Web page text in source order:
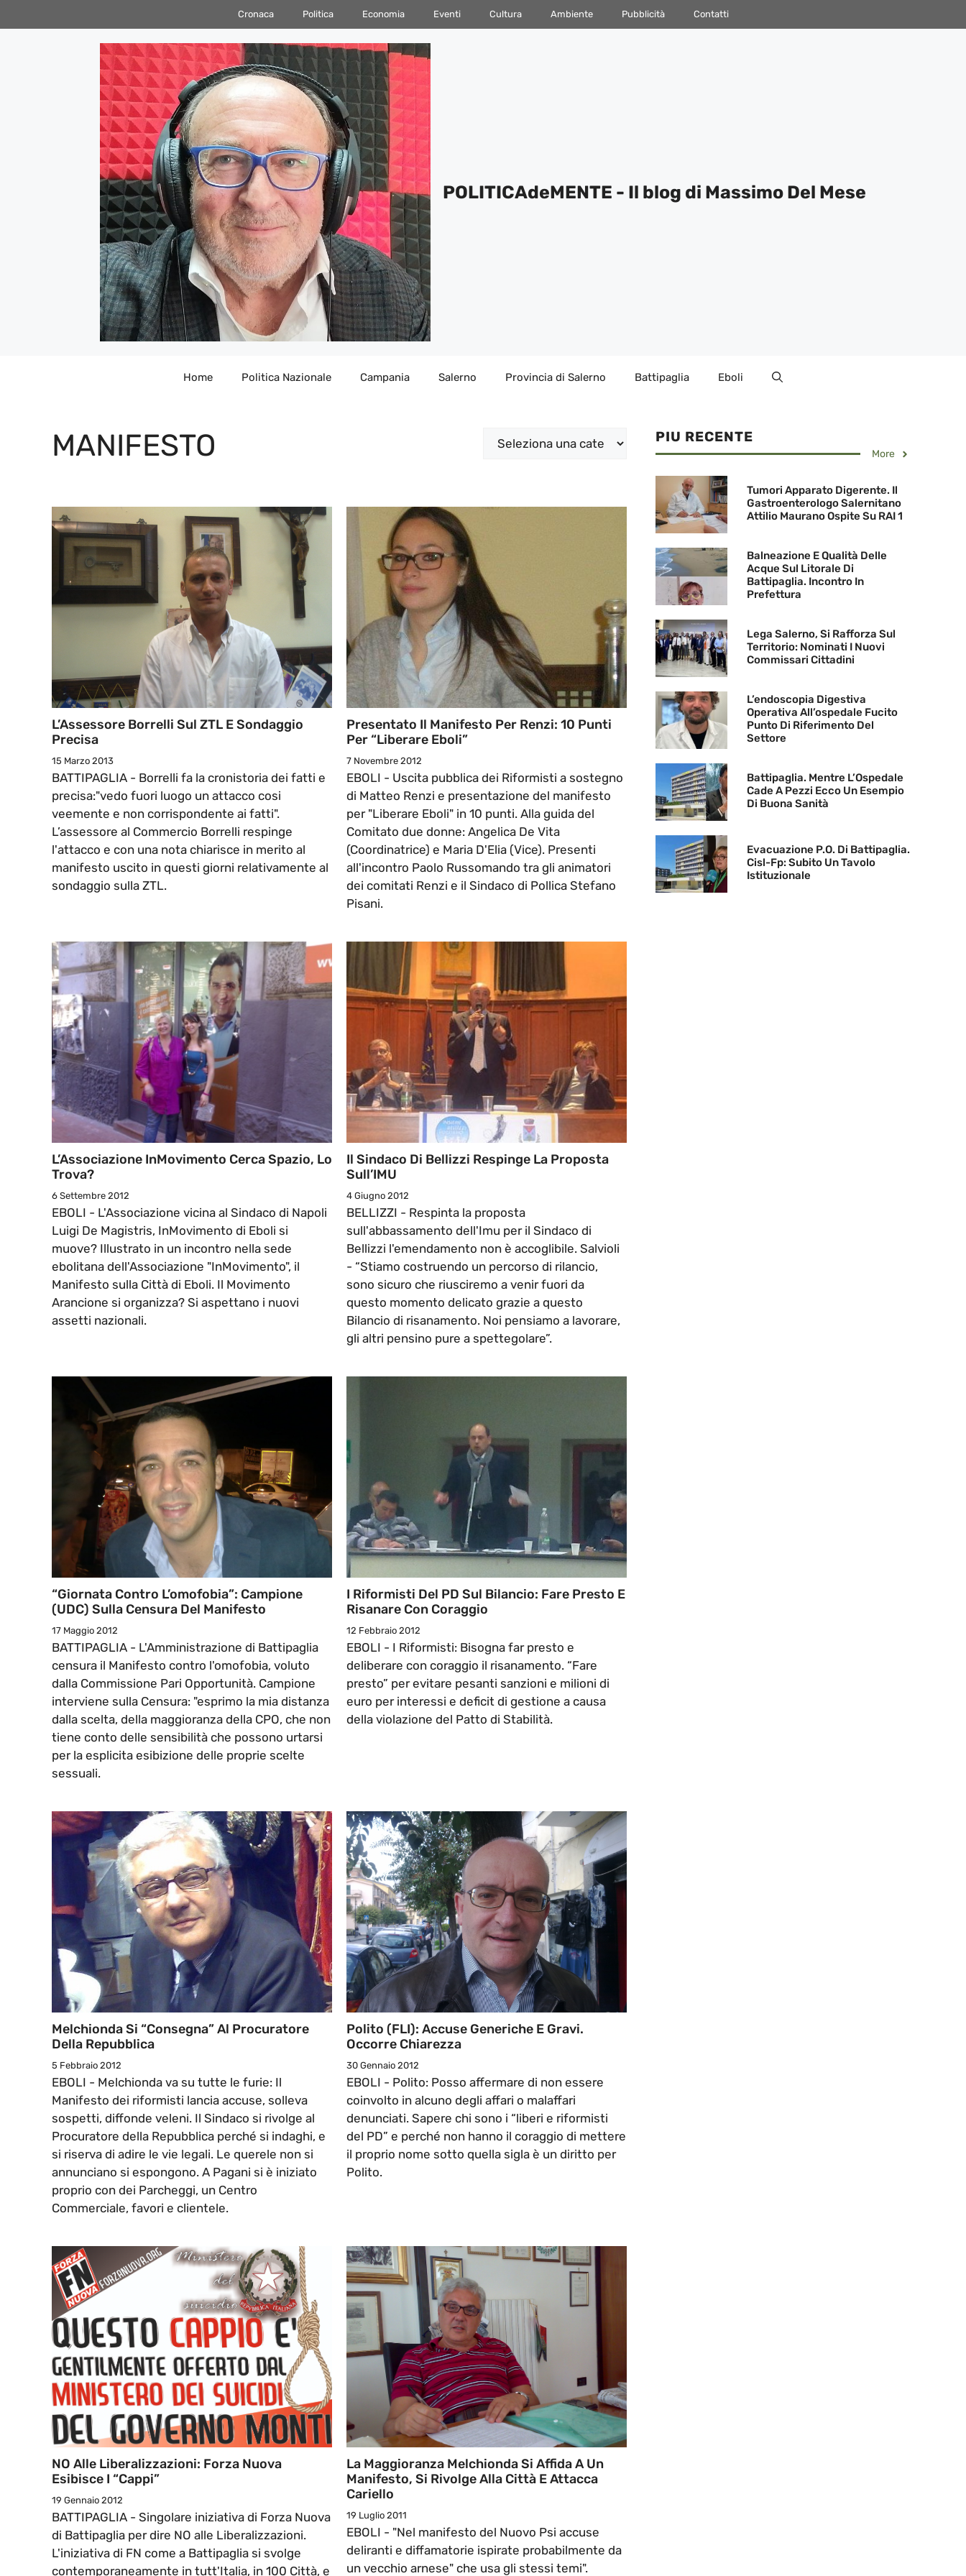
al
Cronaca Politica Economia Eventi Cultura Ambiente Pubblicità Contatti
POLITICAdeMENTE - Il blog di Massimo Del Mese
Home Politica Nazionale Campania Salerno Provincia di Salerno Battipaglia Eboli
MANIFESTO Categorie
L’Assessore Borrelli Sul ZTL E Sondaggio
Precisa
15 Marzo 2013
BATTIPAGLIA - Borrelli fa la cronistoria dei fatti e
precisa:"vedo fuori luogo un attacco cosi
veemente e non corrispondente ai fatti".
L’assessore al Commercio Borrelli respinge
l'attacco e con una nota chiarisce in merito al
manifesto uscito in questi giorni relativamente al
sondaggio sulla ZTL.
Presentato Il Manifesto Per Renzi: 10 Punti
Per “Liberare Eboli”
7 Novembre 2012
EBOLI - Uscita pubblica dei Riformisti a sostegno
di Matteo Renzi e presentazione del manifesto
per "Liberare Eboli" in 10 punti. Alla guida del
Comitato due donne: Angelica De Vita
(Coordinatrice) e Maria D'Elia (Vice). Presenti
all'incontro Paolo Russomando tra gli animatori
dei comitati Renzi e il Sindaco di Pollica Stefano
Pisani.
L’Associazione InMovimento Cerca Spazio, Lo
Trova?
6 Settembre 2012
EBOLI - L'Associazione vicina al Sindaco di Napoli
Luigi De Magistris, InMovimento di Eboli si
muove? Illustrato in un incontro nella sede
ebolitana dell'Associazione "InMovimento", il
Manifesto sulla Città di Eboli. Il Movimento
Arancione si organizza? Si aspettano i nuovi
assetti nazionali.
Il Sindaco Di Bellizzi Respinge La Proposta
Sull’IMU
4 Giugno 2012
BELLIZZI - Respinta la proposta
sull'abbassamento dell'Imu per il Sindaco di
Bellizzi l'emendamento non è accoglibile. Salvioli
- “Stiamo costruendo un percorso di rilancio,
sono sicuro che riusciremo a venir fuori da
questo momento delicato grazie a questo
Bilancio di risanamento. Noi pensiamo a lavorare,
gli altri pensino pure a spettegolare”.
“Giornata Contro L’omofobia”: Campione
(UDC) Sulla Censura Del Manifesto
17 Maggio 2012
BATTIPAGLIA - L'Amministrazione di Battipaglia
censura il Manifesto contro l'omofobia, voluto
dalla Commissione Pari Opportunità. Campione
interviene sulla Censura: "esprimo la mia distanza
dalla scelta, della maggioranza della CPO, che non
tiene conto delle sensibilità che possono urtarsi
per la esplicita esibizione delle proprie scelte
sessuali.
I Riformisti Del PD Sul Bilancio: Fare Presto E
Risanare Con Coraggio
12 Febbraio 2012
EBOLI - I Riformisti: Bisogna far presto e
deliberare con coraggio il risanamento. “Fare
presto” per evitare pesanti sanzioni e milioni di
euro per interessi e deficit di gestione a causa
della violazione del Patto di Stabilità.
Melchionda Si “consegna” Al Procuratore
Della Repubblica
5 Febbraio 2012
EBOLI - Melchionda va su tutte le furie: Il
Manifesto dei riformisti lancia accuse, solleva
sospetti, diffonde veleni. Il Sindaco si rivolge al
Procuratore della Repubblica perché si indaghi, e
si riserva di adire le vie legali. Le querele non si
annunciano si espongono. A Pagani si è iniziato
proprio con dei Parcheggi, un Centro
Commerciale, favori e clientele.
Polito (FLI): Accuse Generiche E Gravi.
Occorre Chiarezza
30 Gennaio 2012
EBOLI - Polito: Posso affermare di non essere
coinvolto in alcuno degli affari o malaffari
denunciati. Sapere chi sono i “liberi e riformisti
del PD” e perché non hanno il coraggio di mettere
il proprio nome sotto quella sigla è un diritto per
Polito.
NO Alle Liberalizzazioni: Forza Nuova
Esibisce I “Cappi”
19 Gennaio 2012
BATTIPAGLIA - Singolare iniziativa di Forza Nuova
di Battipaglia per dire NO alle Liberalizzazioni.
L'iniziativa di FN come a Battipaglia si svolge
contemporaneamente in tutt'Italia, in 100 Città, e
La Maggioranza Melchionda Si Affida A Un
Manifesto, Si Rivolge Alla Città E Attacca
Cariello
19 Luglio 2011
EBOLI - "Nel manifesto del Nuovo Psi accuse
deliranti e diffamatorie ispirate probabilmente da
un vecchio arnese" che usa gli stessi temi".
PIU RECENTE
More
Tumori Apparato Digerente. Il
Gastroenterologo Salernitano
Attilio Maurano Ospite Su RAI 1
Balneazione E Qualità Delle
Acque Sul Litorale Di
Battipaglia. Incontro In
Prefettura
Lega Salerno, Si Rafforza Sul
Territorio: Nominati I Nuovi
Commissari Cittadini
L’endoscopia Digestiva
Operativa All’ospedale Fucito
Punto Di Riferimento Del
Settore
Battipaglia. Mentre L’Ospedale
Cade A Pezzi Ecco Un Esempio
Di Buona Sanità
Evacuazione P.O. Di Battipaglia.
Cisl-Fp: Subito Un Tavolo
Istituzionale